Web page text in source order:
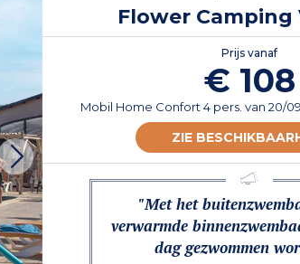
Flower Camping
Prijs vanaf
€ 108
Mobil Home Confort 4 pers. van 20/
ZIE
"Met het
verwarmde
dag gezwommen